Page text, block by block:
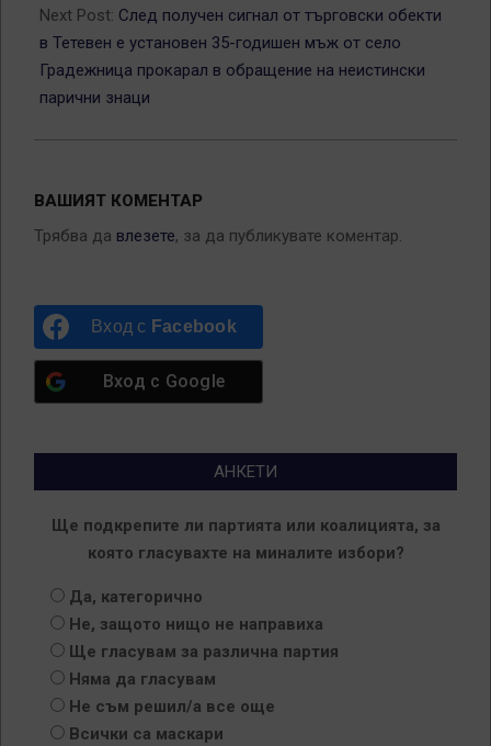
Next Post: След получен сигнал от търговски обекти
в Тетевен е установен 35-годишен мъж от село
Градежница прокарал в обращение на неистински
парични знаци
ВАШИЯТ КОМЕНТАР
Трябва да влезете, за да публикувате коментар.
Вход с Facebook
Вход с Google
АНКЕТИ
Ще подкрепите ли партията или коалицията, за
която гласувахте на миналите избори?
Да, категорично
Не, защото нищо не направиха
Ще гласувам за различна партия
Няма да гласувам
Не съм решил/а все още
Всички са маскари